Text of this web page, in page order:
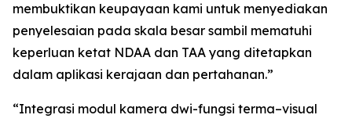
membuktikan keupayaan kami untuk menyediakan
penyelesaian pada skala besar sambil mematuhi
keperluan ketat NDAA dan TAA yang ditetapkan
dalam aplikasi kerajaan dan pertahanan.”
“Integrasi modul kamera dwi-fungsi terma–visual